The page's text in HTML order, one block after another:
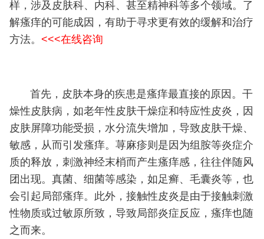
样，涉及皮肤科、内科、甚至精神科等多个领域。了
解瘙痒的可能成因，有助于寻求更有效的缓解和治疗
方法。 <<<在线咨询
首先，皮肤本身的疾患是瘙痒最直接的原因。干
燥性皮肤病，如老年性皮肤干燥症和特应性皮炎，因
皮肤屏障功能受损，水分流失增加，导致皮肤干燥、
敏感，从而引发瘙痒。荨麻疹则是因为组胺等炎症介
质的释放，刺激神经末梢而产生瘙痒感，往往伴随风
团出现。真菌、细菌等感染，如足癣、毛囊炎等，也
会引起局部瘙痒。此外，接触性皮炎是由于接触刺激
性物质或过敏原所致，导致局部炎症反应，瘙痒也随
之而来。